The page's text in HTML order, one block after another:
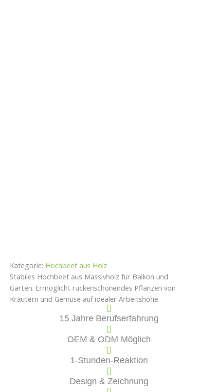
Kategorie: Hochbeet aus Holz
Stabiles Hochbeet aus Massivholz für Balkon und
Garten. Ermöglicht rückenschonendes Pflanzen von
Kräutern und Gemüse auf idealer Arbeitshöhe.
​​15 Jahre Berufserfahrung​​
OEM & ODM Möglich
1-Stunden-Reaktion
​​Design & Zeichnung​​